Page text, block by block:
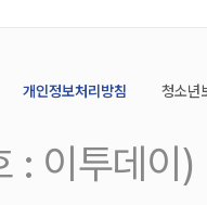
개인정보처리방침 청소년
: 이투데